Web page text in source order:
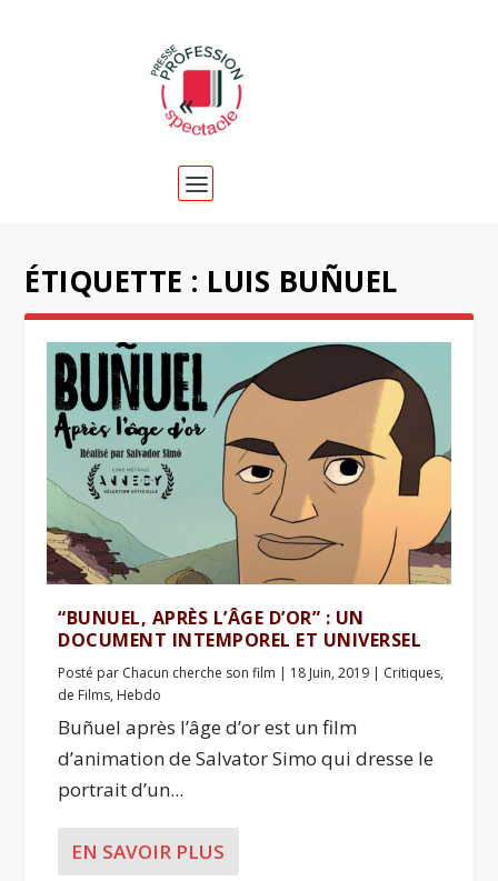
ÉTIQUETTE : LUIS BUÑUEL
“BUNUEL, APRÈS L’ÂGE D’OR” : UN
DOCUMENT INTEMPOREL ET UNIVERSEL
Posté par Chacun cherche son film | 18 Juin, 2019 | Critiques,
de Films, Hebdo
Buñuel après l’âge d’or est un film
d’animation de Salvator Simo qui dresse le
portrait d’un...
EN SAVOIR PLUS